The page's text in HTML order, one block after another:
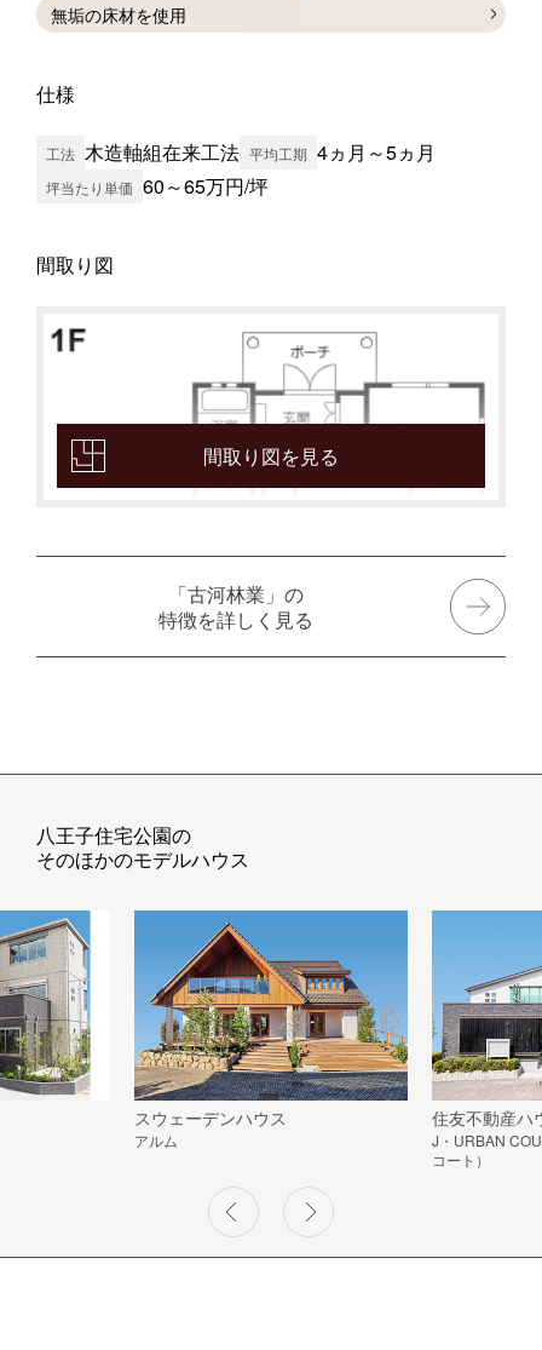
無垢の床材を使用
仕様
工法 木造軸組在来工法 平均工期 4ヵ月～5ヵ月
坪当たり単価 60～65万円/坪
間取り図
間取り図を見る
「古河林業」の
特徴を詳しく見る
八王子住宅公園の
そのほかのモデルハウス
スウェーデンハウス
アルム
住友不動産ハ
J・URBAN
コート）